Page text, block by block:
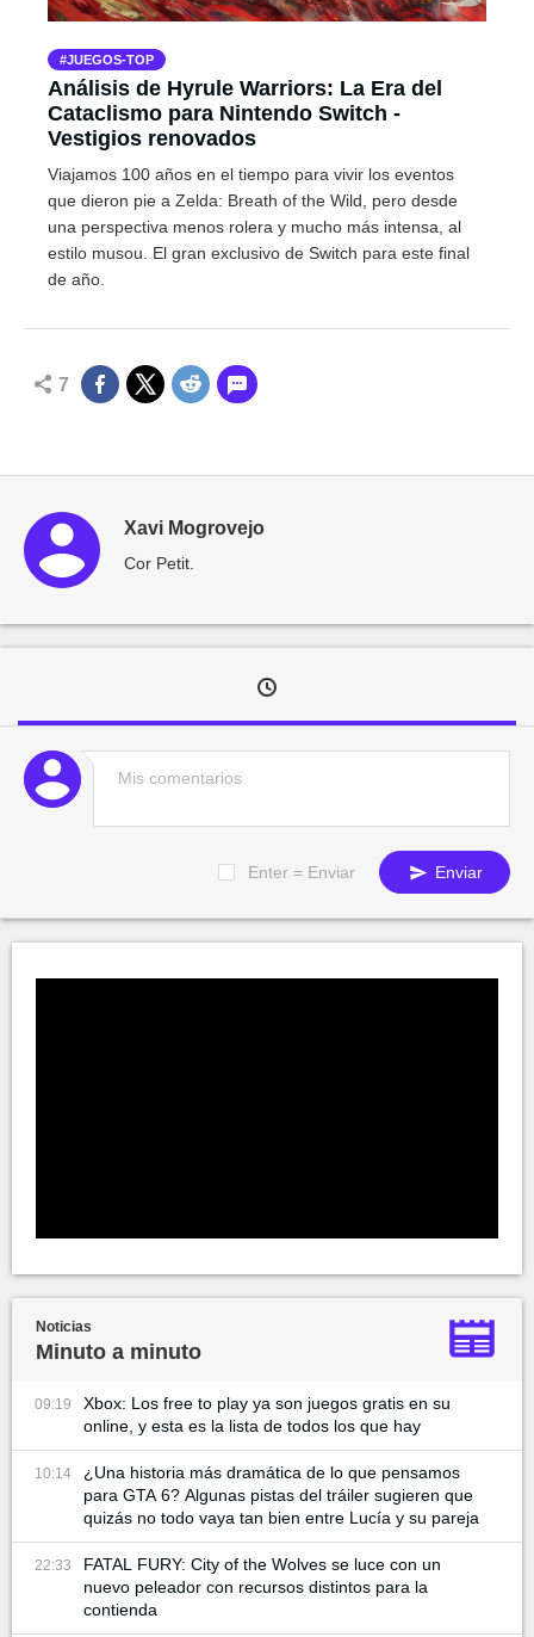
JUEGOS-TOP
Análisis de Hyrule Warriors: La Era del
Cataclismo para Nintendo Switch -
Vestigios renovados
Viajamos 100 años en el tiempo para vivir los eventos
que dieron pie a Zelda: Breath of the Wild, pero desde
una perspectiva menos rolera y mucho más intensa, al
estilo musou. El gran exclusivo de Switch para este final
de año.
7
Xavi Mogrovejo
Cor Petit.
Enter = Enviar Enviar
Noticias
Minuto a minuto
09:19
Xbox: Los free to play ya son juegos gratis en su
online, y esta es la lista de todos los que hay
10:14
¿Una historia más dramática de lo que pensamos
para GTA 6? Algunas pistas del tráiler sugieren que
quizás no todo vaya tan bien entre Lucía y su pareja
22:33
FATAL FURY: City of the Wolves se luce con un
nuevo peleador con recursos distintos para la
contienda